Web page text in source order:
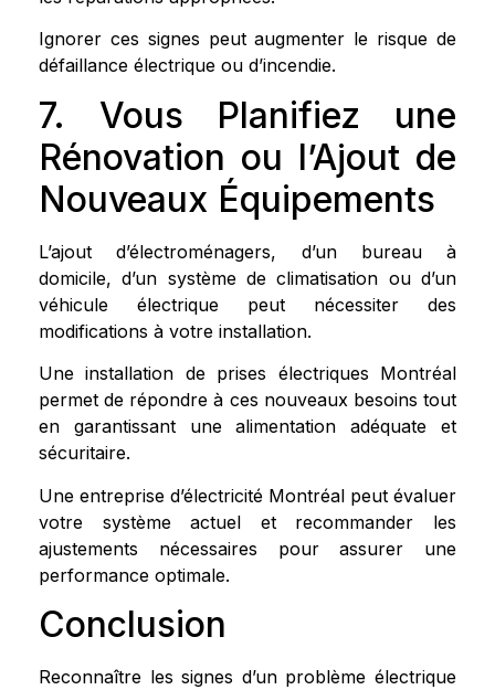
Ignorer ces signes peut augmenter le risque de
défaillance électrique ou d’incendie.
7. Vous Planifiez une
Rénovation ou l’Ajout de
Nouveaux Équipements
L’ajout d’électroménagers, d’un bureau à
domicile, d’un système de climatisation ou d’un
véhicule électrique peut nécessiter des
modifications à votre installation.
Une installation de prises électriques Montréal
permet de répondre à ces nouveaux besoins tout
en garantissant une alimentation adéquate et
sécuritaire.
Une entreprise d’électricité Montréal peut évaluer
votre système actuel et recommander les
ajustements nécessaires pour assurer une
performance optimale.
Conclusion
Reconnaître les signes d’un problème électrique